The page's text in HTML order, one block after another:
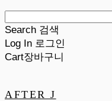
Search 검색
Log In 로그인
Cart장바구니
AFTER J